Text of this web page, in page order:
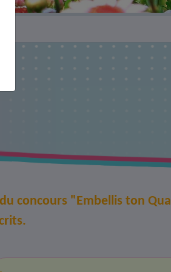
concours "Embellis ton